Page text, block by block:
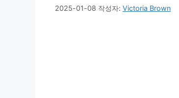
2025-01-08 작성자: Victoria Brown